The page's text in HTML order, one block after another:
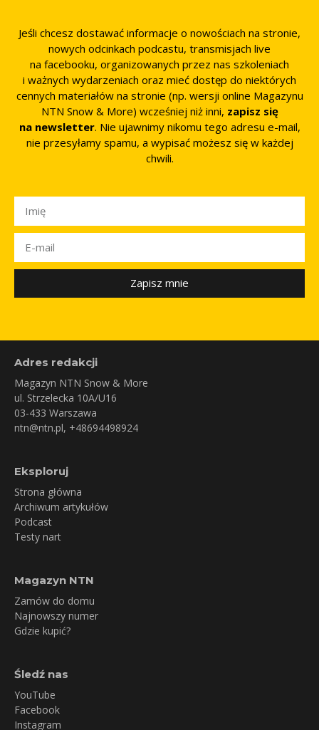
Jeśli chcesz dostawać informacje o nowościach na stronie,
nowych odcinkach podcastu, transmisjach live
na facebooku, organizowanych przez nas szkoleniach
i ważnych wydarzeniach oraz mieć dostęp do niektórych
cennych materiałów na stronie (np. wersji online Magazynu
NTN Snow & More) wcześniej niż inni, zapisz się
na newsletter. Nie ujawnimy nikomu tego adresu e-mail,
nie przesyłamy spamu, a wypisać możesz się w każdej
chwili.
Zapisz mnie
Adres redakcji
Magazyn NTN Snow & More
ul. Strzelecka 10A/U16
03-433 Warszawa
ntn@ntn.pl, +48694498924
Eksploruj
Strona główna
Archiwum artykułów
Podcast
Testy nart
Magazyn NTN
Zamów do domu
Najnowszy numer
Gdzie kupić?
Śledź nas
YouTube
Facebook
Instagram